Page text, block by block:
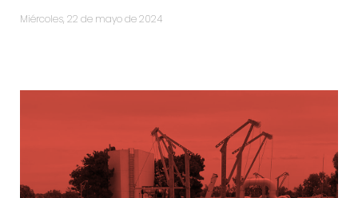
miércoles, 22 de mayo de 2024